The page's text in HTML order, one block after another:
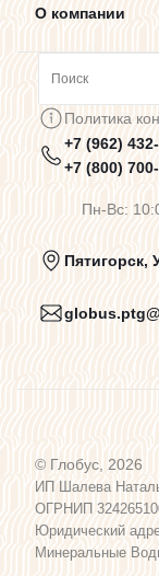
О компании
Политика
Программа
Карта сайта
Политика
+7 (962)
+7 (800)
Пн-Вс:
Пятигорск,
© Глобус, 2026
ИП Шалева
ОГРНИП
Юридический
Минеральные